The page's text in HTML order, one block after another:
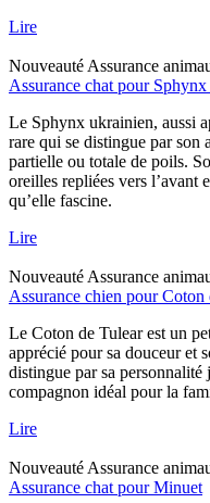
Lire
Nouveauté Assurance
Assurance chat pour
Le Sphynx ukrainien, aussi
rare qui se distingue par son
partielle ou totale de poils.
oreilles repliées vers l’avant
qu’elle fascine.
Lire
Nouveauté Assurance
Assurance chien pour Coton
Le Coton de Tulear est un
apprécié pour sa douceur et
distingue par sa
compagnon idéal pour la
Lire
Nouveauté Assurance
Assurance chat pour Minuet